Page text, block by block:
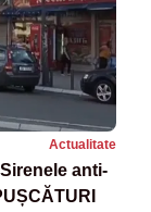
Actualitate
anti-